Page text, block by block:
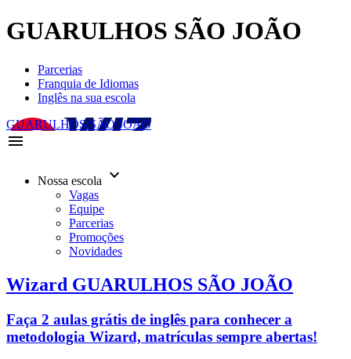
GUARULHOS SÃO JOÃO
Parcerias
Franquia de Idiomas
Inglês na sua escola
GUARULHOS SÃO JOÃO
menu
Nossa escola keyboard_arrow_down
Vagas
Equipe
Parcerias
Promoções
Novidades
Wizard GUARULHOS SÃO JOÃO
Faça 2 aulas grátis de inglês para conhecer a
metodologia Wizard, matrículas sempre abertas!